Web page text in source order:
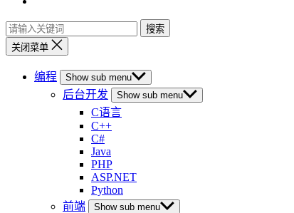
搜索
关闭菜单
编程 Show sub menu
后台开发 Show sub menu
C语言
C++
C#
Java
PHP
ASP.NET
Python
前端
Show sub menu